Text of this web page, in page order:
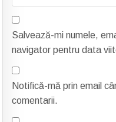
Salvează-mi numele,
navigator pentru data
Notifică-mă prin email
comentarii.